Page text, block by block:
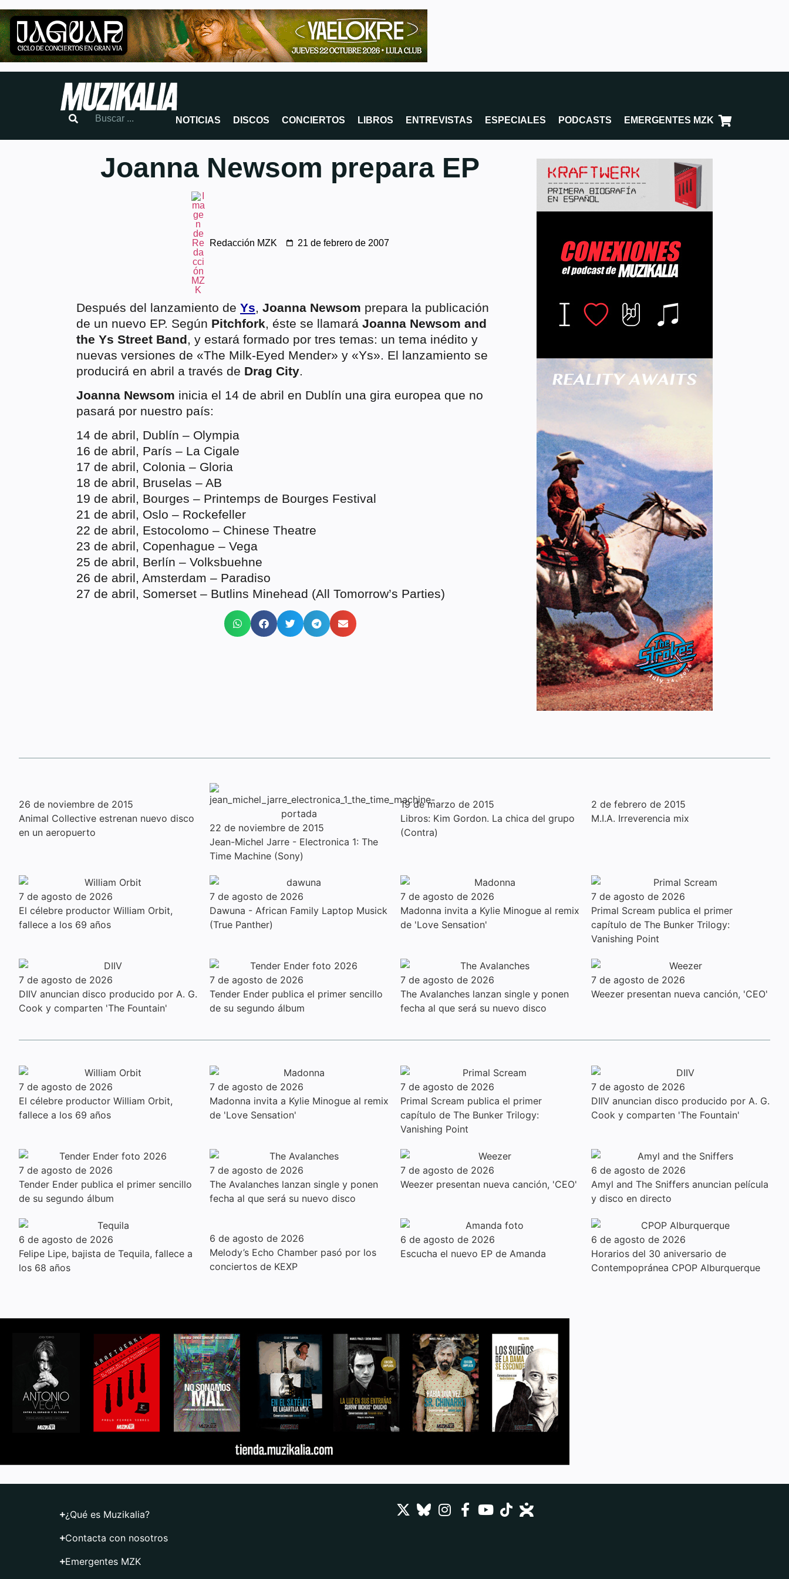
NOTICIAS DISCOS CONCIERTOS LIBROS ENTREVISTAS ESPECIALES PODCASTS EMERGENTES MZK
Joanna Newsom prepara EP
Redacción MZK 21 de febrero de 2007
Después del lanzamiento de Ys Joanna Newsom prepara la publicación
de un nuevo EP. Según Pitchfork , éste se llamará Joanna Newsom and
the Ys Street Band , y estará formado por tres temas: un tema inédito y
nuevas versiones de «The Milk-Eyed Mender» y «Ys». El lanzamiento se
producirá en abril a través de Drag City
Joanna Newsom inicia el 14 de abril en Dublín una gira europea que no
pasará por nuestro país:
14 de abril, Dublín – Olympia
16 de abril, París – La Cigale
17 de abril, Colonia – Gloria
18 de abril, Bruselas – AB
19 de abril, Bourges – Printemps de Bourges Festival
21 de abril, Oslo – Rockefeller
22 de abril, Estocolomo – Chinese Theatre
23 de abril, Copenhague – Vega
25 de abril, Berlín – Volksbuehne
26 de abril, Amsterdam – Paradiso
27 de abril, Somerset – Butlins Minehead (All Tomorrow’s Parties)
26 de noviembre de 2015
Animal Collective estrenan nuevo disco
en un aeropuerto
22 de noviembre de 2015
Jean-Michel Jarre - Electronica 1: The
Time Machine (Sony)
19 de marzo de 2015
Libros: Kim Gordon. La chica del grupo
(Contra)
2 de febrero de 2015
M.I.A. Irreverencia mix
7 de agosto de 2026
El célebre productor William Orbit,
fallece a los 69 años
7 de agosto de 2026
Dawuna - African Family Laptop Musick
(True Panther)
7 de agosto de 2026
Madonna invita a Kylie Minogue al remix
de 'Love Sensation'
7 de agosto de 2026
Primal Scream publica el primer
capítulo de The Bunker Trilogy:
Vanishing Point
7 de agosto de 2026
DIIV anuncian disco producido por A. G.
Cook y comparten 'The Fountain'
7 de agosto de 2026
Tender Ender publica el primer sencillo
de su segundo álbum
7 de agosto de 2026
The Avalanches lanzan single y ponen
fecha al que será su nuevo disco
7 de agosto de 2026
Weezer presentan nueva canción, 'CEO'
7 de agosto de 2026
El célebre productor William Orbit,
fallece a los 69 años
7 de agosto de 2026
Madonna invita a Kylie Minogue al remix
de 'Love Sensation'
7 de agosto de 2026
Primal Scream publica el primer
capítulo de The Bunker Trilogy:
Vanishing Point
7 de agosto de 2026
DIIV anuncian disco producido por A. G.
Cook y comparten 'The Fountain'
7 de agosto de 2026
Tender Ender publica el primer sencillo
de su segundo álbum
7 de agosto de 2026
The Avalanches lanzan single y ponen
fecha al que será su nuevo disco
7 de agosto de 2026
Weezer presentan nueva canción, 'CEO'
6 de agosto de 2026
Amyl and The Sniffers anuncian película
y disco en directo
6 de agosto de 2026
Felipe Lipe, bajista de Tequila, fallece a
los 68 años
6 de agosto de 2026
Melody’s Echo Chamber pasó por los
conciertos de KEXP
6 de agosto de 2026
Escucha el nuevo EP de Amanda
6 de agosto de 2026
Horarios del 30 aniversario de
Contempopránea CPOP Alburquerque
¿Qué es Muzikalia?
Contacta con nosotros
Emergentes MZK